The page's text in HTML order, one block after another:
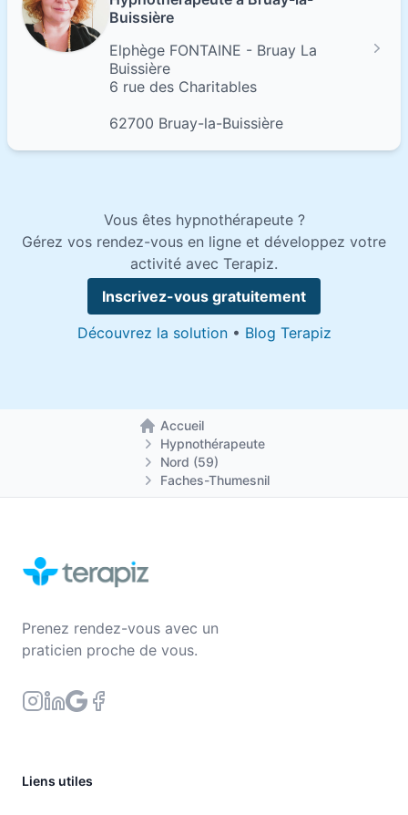
Buissière
Elphège FONTAINE - Bruay La
Buissière
6 rue des Charitables
62700 Bruay-la-Buissière
Vous êtes hypnothérapeute ?
Gérez vos rendez-vous en ligne et développez votre
activité avec Terapiz.
Inscrivez-vous gratuitement
Découvrez la solution• Blog Terapiz
Accueil
Retour à la page d'accueil
Hypnothérapeute
Nord (59)
Faches-Thumesnil
Prenez rendez-vous avec un
praticien proche de vous.
Liens utiles